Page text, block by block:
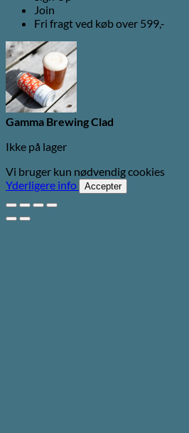
Join
Fri fragt ved køb over 599,-
Gamma Brewing Clad
Ikke på lager
Vi bruger kun nødvendig cookies
Yderligere info
Accepter